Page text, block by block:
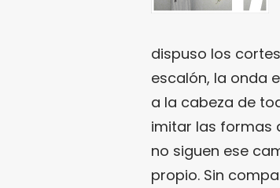
dispuso los
escalón, la onda
a la cabeza de
imitar las formas
no siguen ese
propio. Sin